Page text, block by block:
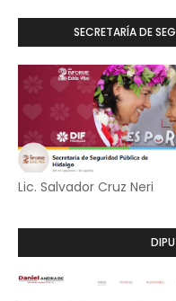
SECRETARÍA DE
Lic. Salvador Cruz Neri